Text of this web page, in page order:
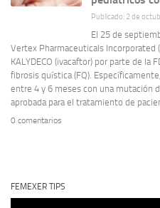
Publicado: 2 de
El 25 de
Vertex Pharmaceuticals Incorporated
KALYDECO (ivacaftor) por parte de la
fibrosis quística (FQ).
entre 4 y 6 meses con una mutación
aprobada para el tratamiento de
0 comentarios
FEMEXER TIPS